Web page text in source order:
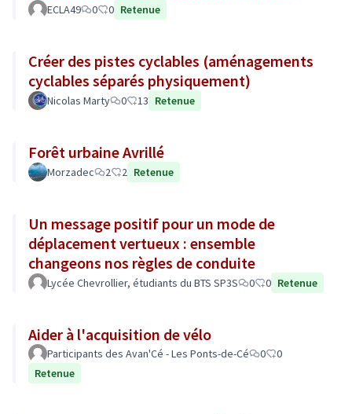
ECLA49 0 0 Retenue
Créer des pistes cyclables (aménagements
cyclables séparés physiquement)
Nicolas Marty 0 13 Retenue
Forêt urbaine Avrillé
Morzadec 2 2 Retenue
Un message positif pour un mode de
déplacement vertueux : ensemble
changeons nos règles de conduite
Lycée Chevrollier, étudiants du BTS SP3S 0 0 Retenue
Aider à l'acquisition de vélo
Participants des Avan'Cé - Les Ponts-de-Cé 0
0
Retenue